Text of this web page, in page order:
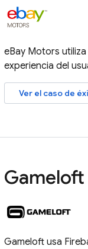
eBay Motors utiliza
experiencia del
Ver el caso de
Gameloft
Gameloft usa